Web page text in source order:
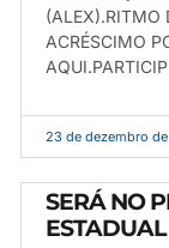
(ALEX).RITMO
ACRÉSCIMO
23 de dezembro de
SERÁ NO